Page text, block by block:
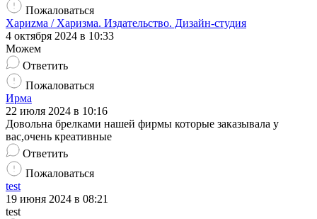
Пожаловаться
Хариzма / Харизма. Издательство. Дизайн-студия
4 октября 2024 в 10:33
Можем
Ответить
Пожаловаться
Ирма
22 июля 2024 в 10:16
Довольна брелками нашей фирмы которые заказывала у
вас,очень креативные
Ответить
Пожаловаться
test
19 июня 2024 в 08:21
test